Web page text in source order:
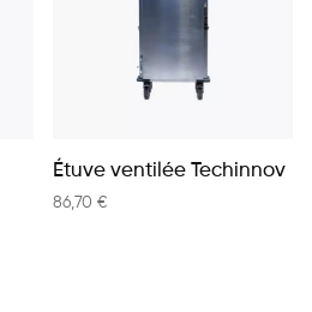
Étuve ventilée Techinnov
86,70 €